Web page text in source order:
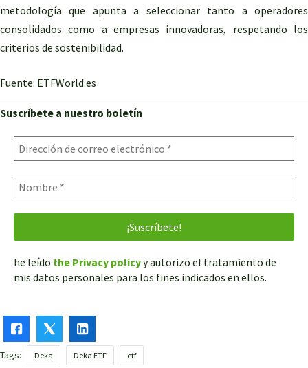
metodología que apunta a seleccionar tanto a operadores
consolidados como a empresas innovadoras, respetando los
criterios de sostenibilidad.
Fuente: ETFWorld.es
Suscríbete a nuestro boletín
he leído the Privacy policyy autorizo el tratamiento de
mis datos personales para los fines indicados en ellos.
Tags: Deka Deka ETF etf